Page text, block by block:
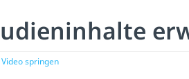
springen